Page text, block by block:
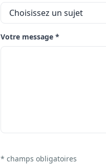
Votre message *
* champs obligatoires